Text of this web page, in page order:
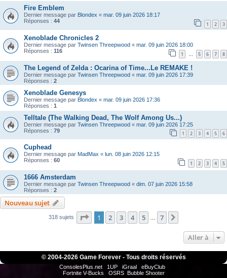
Fire Emblem
Dernier message par Blondex « mar. 09 juin 2026 18:17
Réponses : 44 1 2 3
Xenoblade Chronicles 2
Dernier message par Twinsen Threepwood « mar. 09 juin 2026 18:00
Réponses : 116 1 … 5 6 7 8
The Legend of Zelda : Ocarina of Time...Le REMAKE !
Dernier message par Twinsen Threepwood « mar. 09 juin 2026 17:39
Réponses : 2
Xenoblade Genesys
Dernier message par Blondex « mar. 09 juin 2026 17:36
Réponses : 1
Telltale (The Walking Dead, The Wolf Among Us...)
Dernier message par Twinsen Threepwood « mar. 09 juin 2026 17:25
Réponses : 79 1 2 3 4 5 6
Cuphead
Dernier message par MadMax « lun. 08 juin 2026 12:15
Réponses : 60 1 2 3 4 5
1666 Amsterdam
Dernier message par Twinsen Threepwood « dim. 07 juin 2026 15:58
Réponses : 2
Nouveau sujet
318 sujets Page 1sur7
1 2 3 4 5 7
Aller à
© 2004-2026 Game Forever - Tous droits réservés
ConsolesPlus.net 1UP iGraal
eBuyClub
Fortnite V-Bucks
OSRS Bubble Shooter